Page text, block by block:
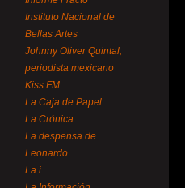
Instituto Nacional de
Bellas Artes
Johnny Oliver Quintal,
periodista mexicano
Kiss FM
La Caja de Papel
La Crónica
La despensa de
Leonardo
La i